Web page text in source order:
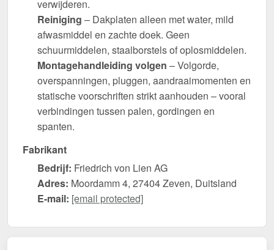
verwijderen.
Reiniging – Dakplaten alleen met water, mild
afwasmiddel en zachte doek. Geen
schuurmiddelen, staalborstels of oplosmiddelen.
Montagehandleiding volgen – Volgorde,
overspanningen, pluggen, aandraaimomenten en
statische voorschriften strikt aanhouden – vooral
verbindingen tussen palen, gordingen en
spanten.
Fabrikant
Bedrijf: Friedrich von Lien AG
Adres: Moordamm 4, 27404 Zeven, Duitsland
E-mail: [email protected]